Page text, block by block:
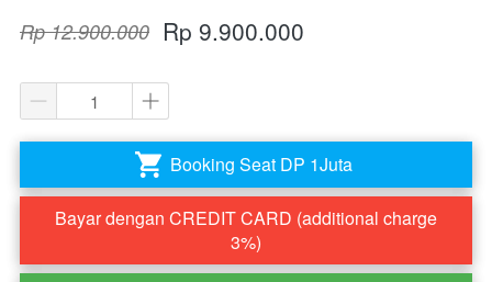
Rp 12.900.000 Rp 9.900.000
` Booking Seat DP 1Juta
Bayar dengan CREDIT CARD (additional charge
3%)